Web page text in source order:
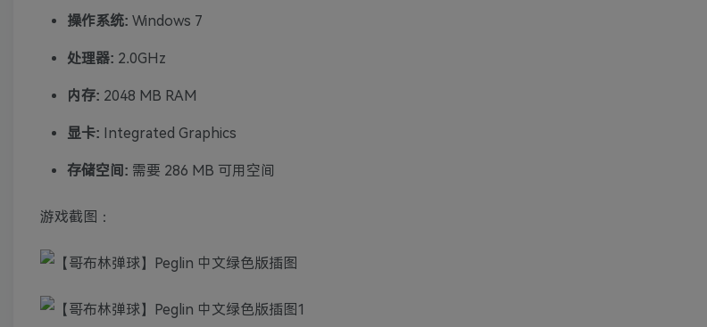
操作系统: Windows 7
处理器: 2.0GHz
内存: 2048 MB RAM
显卡: Integrated Graphics
存储空间: 需要 286 MB 可用空间
游戏截图：